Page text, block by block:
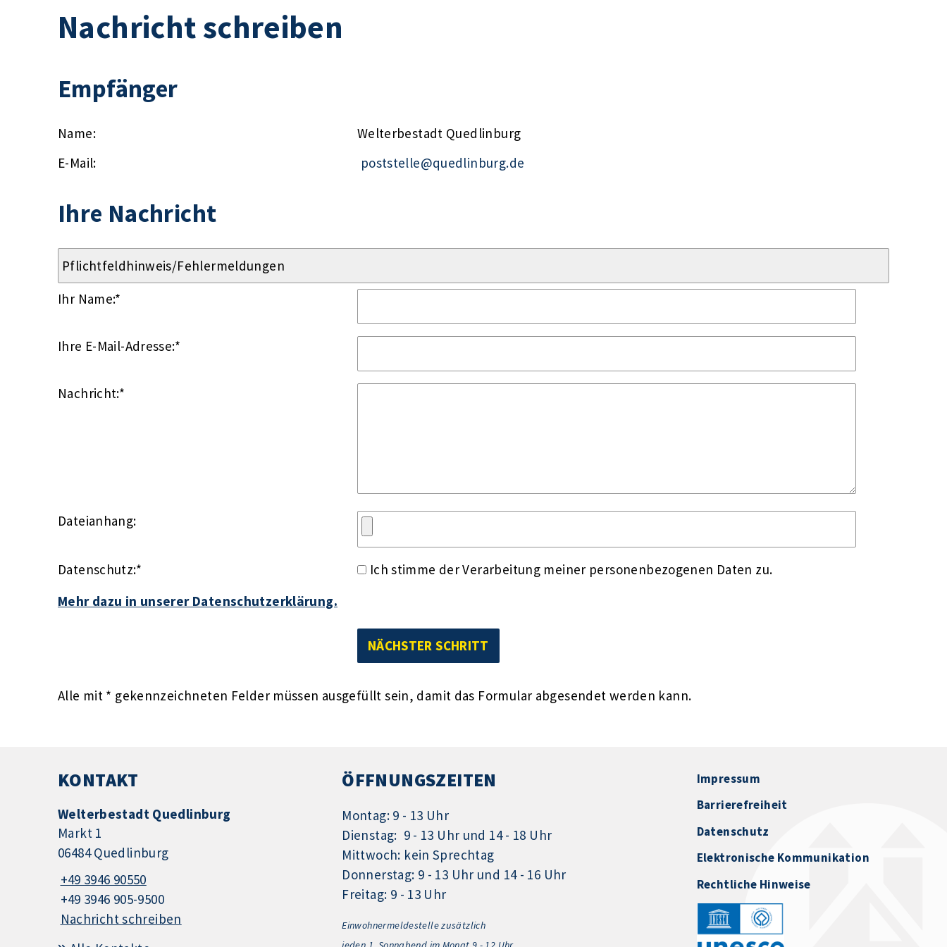
Nachricht schreiben
Empfänger
Name:
Welterbestadt Quedlinburg
E-Mail:
poststelle@quedlinburg.de
Ihre Nachricht
Ihr Name:*
Ihre E-Mail-Adresse:*
Nachricht:*
Dateianhang:
Datenschutz:*
Ich stimme der Verarbeitung meiner personenbezogenen Daten zu.
Mehr dazu in unserer Datenschutzerklärung.
Alle mit * gekennzeichneten Felder müssen ausgefüllt sein, damit das Formular abgesendet werden kann.
KONTAKT
Welterbestadt Quedlinburg
Markt 1
06484 Quedlinburg
+49 3946 90550
+49 3946 905-9500
Nachricht schreiben
ÖFFNUNGSZEITEN
Montag: 9 - 13 Uhr
Dienstag: 9 - 13 Uhr und 14 - 18 Uhr
Mittwoch: kein Sprechtag
Donnerstag: 9 - 13 Uhr und 14 - 16 Uhr
Freitag: 9 - 13 Uhr
Einwohnermeldestelle zusätzlich
Impressum
Barrierefreiheit
Datenschutz
Elektronische Kommunikation
Rechtliche Hinweise